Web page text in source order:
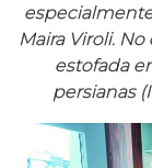
Maira Viroli.
estofada
persianas